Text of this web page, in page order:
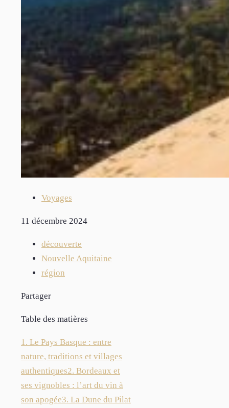
Voyages
11 décembre 2024
découverte
Nouvelle Aquitaine
région
Partager
Table des matières
1. Le Pays Basque : entre
nature, traditions et villages
authentiques2. Bordeaux et
ses vignobles : l’art du vin à
son apogée3. La Dune du Pilat